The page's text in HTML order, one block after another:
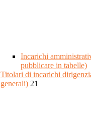
Incarichi
pubblicare in tabelle)
Titolari di incarichi
generali) 21